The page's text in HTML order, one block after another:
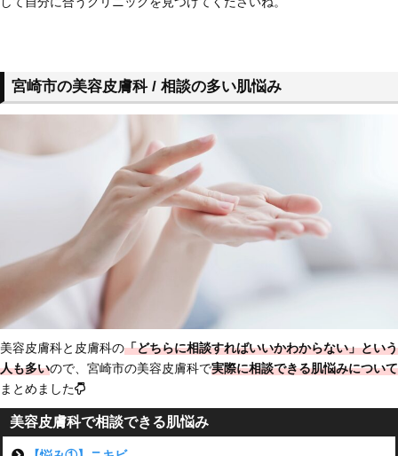
宮崎市の美容皮膚科 / 相談の多い肌悩み
美容皮膚科と皮膚科の「どちらに相談すればいいかわからない」という
人も多いので、宮崎市の美容皮膚科で実際に相談できる肌悩みについて
まとめました
美容皮膚科で相談できる肌悩み